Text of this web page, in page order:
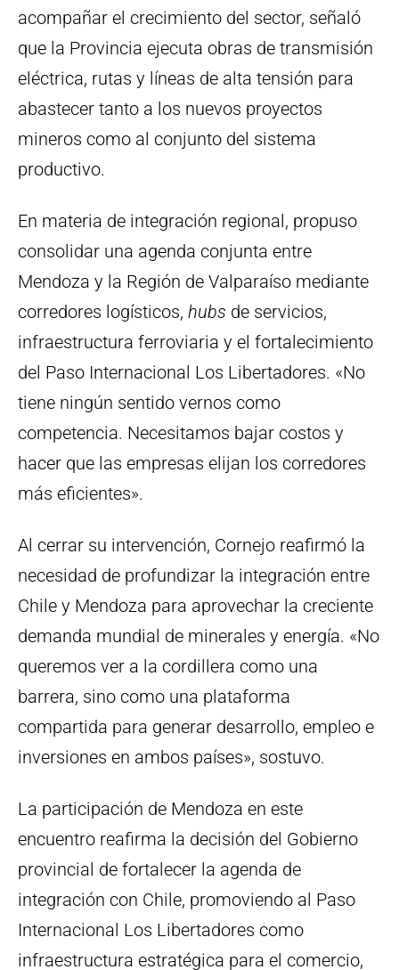
acompañar el crecimiento del sector, señaló
que la Provincia ejecuta obras de transmisión
eléctrica, rutas y líneas de alta tensión para
abastecer tanto a los nuevos proyectos
mineros como al conjunto del sistema
productivo.
En materia de integración regional, propuso
consolidar una agenda conjunta entre
Mendoza y la Región de Valparaíso mediante
corredores logísticos, hubs de servicios,
infraestructura ferroviaria y el fortalecimiento
del Paso Internacional Los Libertadores. «No
tiene ningún sentido vernos como
competencia. Necesitamos bajar costos y
hacer que las empresas elijan los corredores
más eficientes».
Al cerrar su intervención, Cornejo reafirmó la
necesidad de profundizar la integración entre
Chile y Mendoza para aprovechar la creciente
demanda mundial de minerales y energía. «No
queremos ver a la cordillera como una
barrera, sino como una plataforma
compartida para generar desarrollo, empleo e
inversiones en ambos países», sostuvo.
La participación de Mendoza en este
encuentro reafirma la decisión del Gobierno
provincial de fortalecer la agenda de
integración con Chile, promoviendo al Paso
Internacional Los Libertadores como
infraestructura estratégica para el comercio,